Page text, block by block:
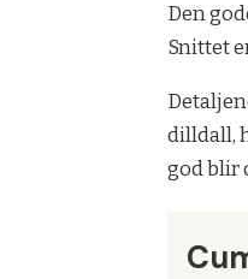
Den
Snittet
dilldall,
god blir